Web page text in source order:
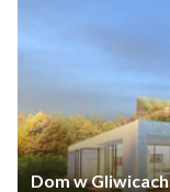
Dom w Gliwicach